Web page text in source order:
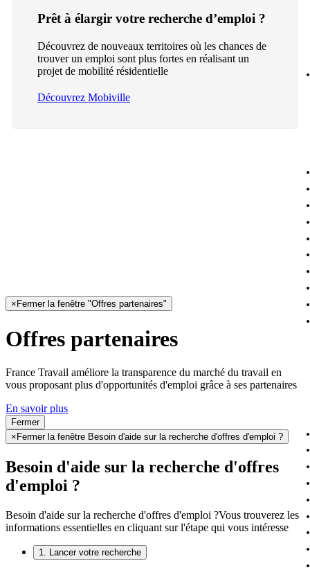
Prêt à élargir votre recherche d’emploi ?
Découvrez de nouveaux territoires où les chances de
trouver un emploi sont plus fortes en réalisant un
projet de mobilité résidentielle
Découvrez Mobiville
× Fermer la fenêtre "Offres partenaires"
Offres partenaires
France Travail améliore la transparence du marché du travail en
vous proposant plus d'opportunités d'emploi grâce à ses partenaires
En savoir plus
Fermer
× Fermer la fenêtre Besoin d'aide sur la recherche d'offres d'emploi ?
Besoin d'aide sur la recherche d'offres
d'emploi ?
Besoin d'aide sur la recherche d'offres d'emploi ?Vous trouverez les
informations essentielles en cliquant sur l'étape qui vous intéresse
1. Lancer votre recherche